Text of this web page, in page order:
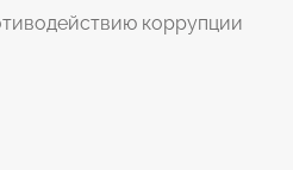
коррупции